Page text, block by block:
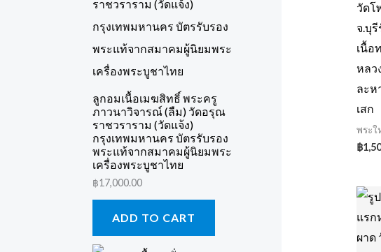
ลูกอมเนื้อเมฆสิทธิ์ พระครู
ภาวนาวิจารณ์ (ลืม) วัดอรุณ
ราชวราราม (วัดแจ้ง)
กรุงเทพมหานคร บัตรรับรอง
พระแท้จากสมาคมผู้นิยมพระ
เครื่องพระบูชาไทย
฿17,000.00
ADD TO CART
วัดโ
จ.บุ
เนื้อ
หลว
ละห
เสก
พระใ
฿